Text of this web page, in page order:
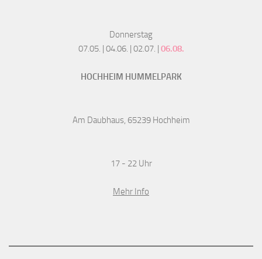
Donnerstag
07.05. | 04.06. | 02.07. | 06.08.
HOCHHEIM HUMMELPARK
Am Daubhaus, 65239 Hochheim
17 - 22 Uhr
Mehr Info